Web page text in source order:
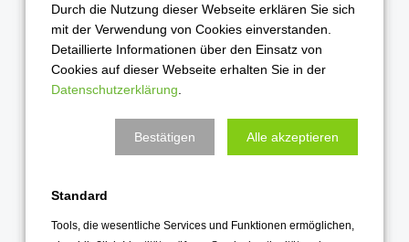
März 2022
Februar 2022
Januar 2022
2021
September 2021
Durch die Nutzung dieser Webseite erklären Sie sich
mit der Verwendung von Cookies einverstanden.
Detaillierte Informationen über den Einsatz von
Cookies auf dieser Webseite erhalten Sie in der
Datenschutzerklärung
Bestätigen Alle akzeptieren
Standard
Tools, die wesentliche Services und Funktionen ermöglichen,